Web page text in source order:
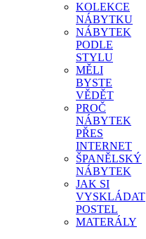
KOLEKCE
NÁBYTKU
NÁBYTEK
PODLE
STYLU
MĚLI
BYSTE
VĚDĚT
PROČ
NÁBYTEK
PŘES
INTERNET
ŠPANĚLSKÝ
NÁBYTEK
JAK SI
VYSKLÁDAT
POSTEL
MATERÁLY